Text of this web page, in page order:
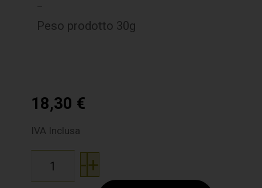
–
Peso prodotto 30g
18,30 €
IVA Inclusa
-+